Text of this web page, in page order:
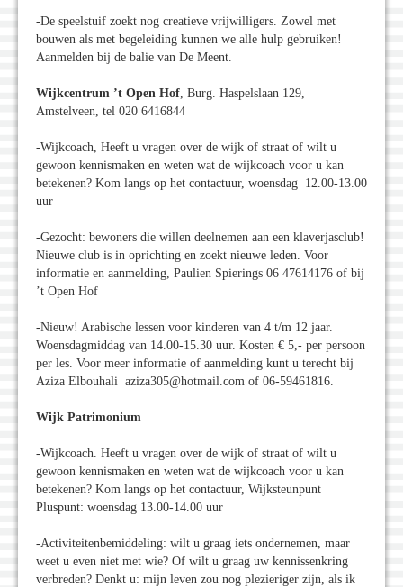
-De speelstuif zoekt nog creatieve vrijwilligers. Zowel met
bouwen als met begeleiding kunnen we alle hulp gebruiken!
Aanmelden bij de balie van De Meent.
Wijkcentrum ’t Open Hof , Burg. Haspelslaan 129,
Amstelveen, tel 020 6416844
-Wijkcoach, Heeft u vragen over de wijk of straat of wilt u
gewoon kennismaken en weten wat de wijkcoach voor u kan
betekenen? Kom langs op het contactuur, woensdag 12.00-13.00
uur
-Gezocht: bewoners die willen deelnemen aan een klaverjasclub!
Nieuwe club is in oprichting en zoekt nieuwe leden. Voor
informatie en aanmelding, Paulien Spierings 06 47614176 of bij
’t Open Hof
-Nieuw! Arabische lessen voor kinderen van 4 t/m 12 jaar.
Woensdagmiddag van 14.00-15.30 uur. Kosten € 5,- per persoon
per les. Voor meer informatie of aanmelding kunt u terecht bij
Aziza Elbouhali aziza305@hotmail.com of 06-59461816.
Wijk Patrimonium
-Wijkcoach. Heeft u vragen over de wijk of straat of wilt u
gewoon kennismaken en weten wat de wijkcoach voor u kan
betekenen? Kom langs op het contactuur, Wijksteunpunt
Pluspunt: woensdag 13.00-14.00 uur
-Activiteitenbemiddeling: wilt u graag iets ondernemen, maar
weet u even niet met wie? Of wilt u graag uw kennissenkring
verbreden? Denkt u: mijn leven zou nog plezieriger zijn, als ik